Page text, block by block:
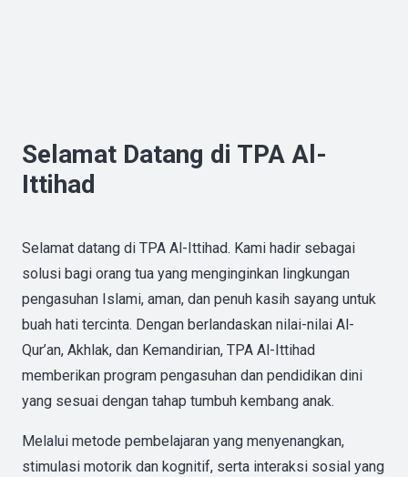
Selamat Datang di TPA Al-
Ittihad
Selamat datang di TPA Al-Ittihad. Kami hadir sebagai
solusi bagi orang tua yang menginginkan lingkungan
pengasuhan Islami, aman, dan penuh kasih sayang untuk
buah hati tercinta. Dengan berlandaskan nilai-nilai Al-
Qur’an, Akhlak, dan Kemandirian, TPA Al-Ittihad
memberikan program pengasuhan dan pendidikan dini
yang sesuai dengan tahap tumbuh kembang anak.
Melalui metode pembelajaran yang menyenangkan,
stimulasi motorik dan kognitif, serta interaksi sosial yang